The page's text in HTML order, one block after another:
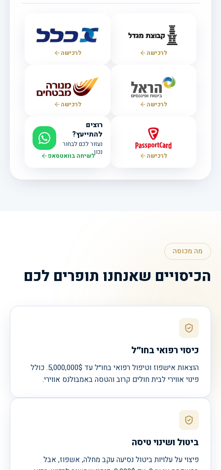
לרכישה לרכישה
לרכישה לרכישה
לרכישה
רוצים
להתייעץ?
נעזור לכם לבחור
נכוןלשיחה בוואטסאפ
מה מכוסה
הכיסויים שאנחנו תופרים לכם
כיסוי רפואי בחו״ל
הוצאות אישפוז וטיפול רפואי בחו״ל עד 5,000,000$. כולל
פינוי אווירי לבית חולים קרוב והטסה באמבולנס אווירי.
ביטול ושינוי טיסה
פיצוי על עלויות ביטול נסיעה עקב מחלה, אשפוז, אבל